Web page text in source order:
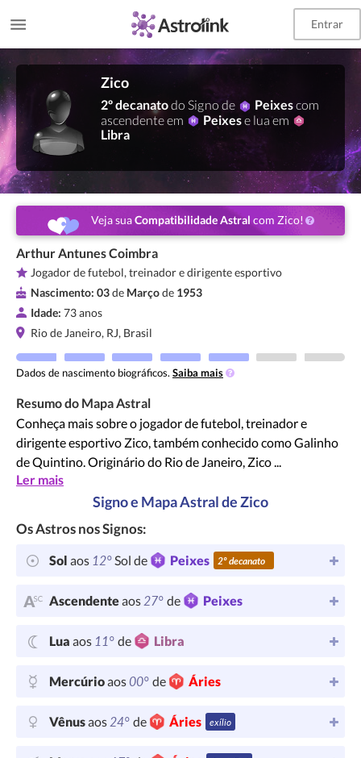
Entrar
Zico
2º decanatodo Signo de Peixescom
ascendente em
Peixese lua em
Libra
Veja suaCompatibilidade Astral com Zico!
Arthur Antunes Coimbra
Jogador de futebol, treinador e dirigente esportivo
Nascimento: 03de Marçode 1953
Idade: 73 anos
Rio de Janeiro, RJ, Brasil
Dados de nascimento biográficos. Saiba mais
Resumo do Mapa Astral
Conheça mais sobre o jogador de futebol, treinador e
dirigente esportivo Zico, também conhecido como Galinho
de Quintino. Originário do Rio de Janeiro, Zico ...
Ler mais
Signo e Mapa Astral de Zico
Os Astros nos Signos:
Sol aos 12°Sol de Peixes 2º decanato
Ascendenteaos27° de Peixes
Lua aos 11° de Libra
Mercúrioaos00° de Áries
Vênusaos24° de Áries exílio